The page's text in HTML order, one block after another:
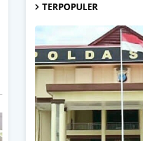
TERPOPULER